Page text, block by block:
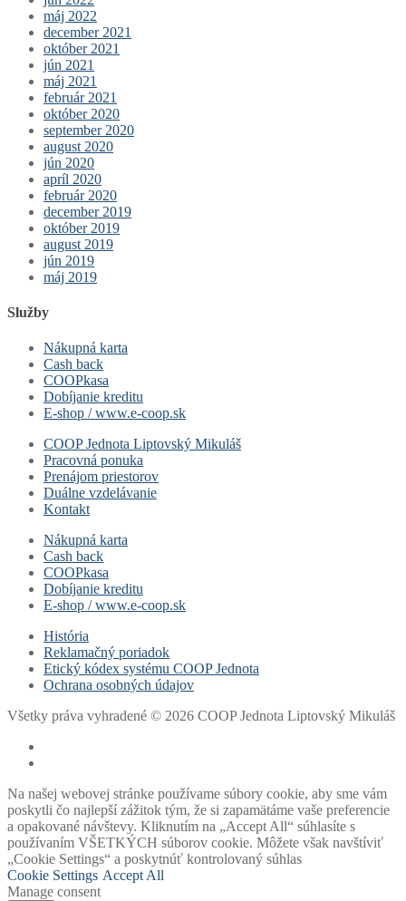
máj 2022
december 2021
október 2021
jún 2021
máj 2021
február 2021
október 2020
september 2020
august 2020
jún 2020
apríl 2020
február 2020
december 2019
október 2019
august 2019
jún 2019
máj 2019
Služby
Nákupná karta
Cash back
COOPkasa
Dobíjanie kreditu
E-shop / www.e-coop.sk
COOP Jednota Liptovský Mikuláš
Pracovná ponuka
Prenájom priestorov
Duálne vzdelávanie
Kontakt
Nákupná karta
Cash back
COOPkasa
Dobíjanie kreditu
E-shop / www.e-coop.sk
História
Reklamačný poriadok
Etický kódex systému COOP Jednota
Ochrana osobných údajov
Všetky práva vyhradené © 2026 COOP Jednota Liptovský Mikuláš
Na našej webovej stránke používame súbory cookie, aby sme vám
poskytli čo najlepší zážitok tým, že si zapamätáme vaše preferencie
a opakované návštevy. Kliknutím na „Accept All“ súhlasíte s
používaním VŠETKÝCH súborov cookie. Môžete však navštíviť
„Cookie Settings“ a poskytnúť kontrolovaný súhlas
Cookie Settings Accept All
Manage consent